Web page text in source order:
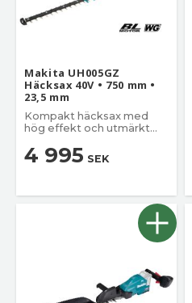
Makita UH005GZ
Häcksax 40V • 750 mm •
23,5 mm
Kompakt häcksax med
hög effekt och utmärkt
4 995 SEK